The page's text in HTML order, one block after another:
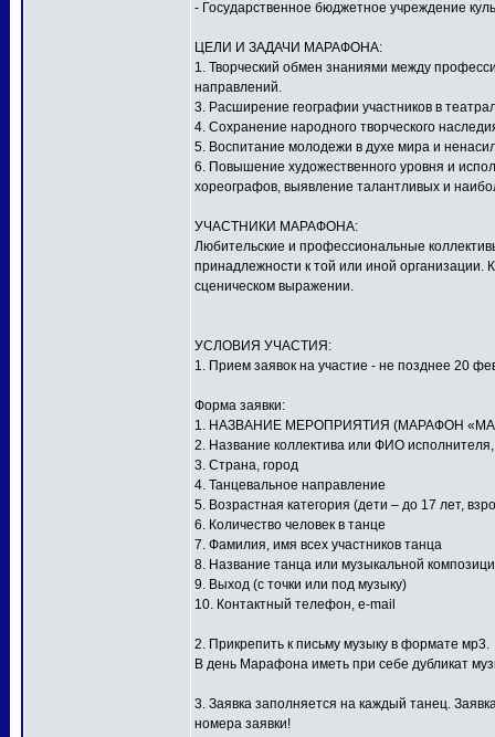
- Государственное бюджетное учреждение
ЦЕЛИ И ЗАДАЧИ МАРАФОНА:
1. Творческий обмен знаниями между
направлений.
3. Расширение географии участников в
4. Сохранение народного творческого
5. Воспитание молодежи в духе мира и
6. Повышение художественного уровня и
хореографов, выявление талантливых и
УЧАСТНИКИ МАРАФОНА:
Любительские и профессиональные
принадлежности к той или иной организации.
сценическом выражении.
УСЛОВИЯ УЧАСТИЯ:
1. Прием заявок на участие - не позднее 20
Форма заявки:
1. НАЗВАНИЕ МЕРОПРИЯТИЯ (МАРАФОН
2. Название коллектива или ФИО
3. Страна, город
4. Танцевальное направление
5. Возрастная категория (дети – до 17 лет,
6. Количество человек в танце
7. Фамилия, имя всех участников танца
8. Название танца или музыкальной
9. Выход (с точки или под музыку)
10. Контактный телефон, e-mail
2. Прикрепить к письму музыку в формате мр3.
В день Марафона иметь при себе дубликат
3. Заявка заполняется на каждый танец.
номера заявки!